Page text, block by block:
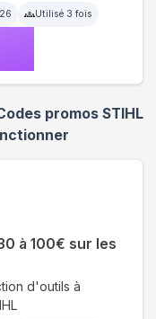
Utilisé 3 fois
promos STIHL
à 100€ sur les
d'outils à